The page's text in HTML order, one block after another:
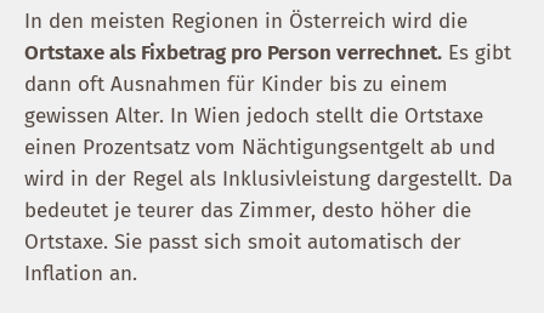
In den meisten Regionen in Österreich wird die
Ortstaxe als Fixbetrag pro Person verrechnet. Es gibt
dann oft Ausnahmen für Kinder bis zu einem
gewissen Alter. In Wien jedoch stellt die Ortstaxe
einen Prozentsatz vom Nächtigungsentgelt ab und
wird in der Regel als Inklusivleistung dargestellt. Da
bedeutet je teurer das Zimmer, desto höher die
Ortstaxe. Sie passt sich smoit automatisch der
Inflation an.